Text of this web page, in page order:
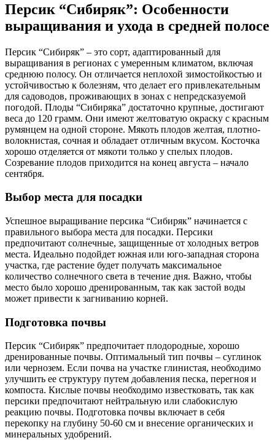
Персик “Сибиряк”: Особенности
выращивания и ухода в средней полосе
Персик “Сибиряк” – это сорт, адаптированный для
выращивания в регионах с умеренным климатом, включая
среднюю полосу. Он отличается неплохой зимостойкостью и
устойчивостью к болезням, что делает его привлекательным
для садоводов, проживающих в зонах с непредсказуемой
погодой. Плоды “Сибиряка” достаточно крупные, достигают
веса до 120 грамм. Они имеют желтоватую окраску с красным
румянцем на одной стороне. Мякоть плодов желтая, плотно-
волокнистая, сочная и обладает отличным вкусом. Косточка
хорошо отделяется от мякоти только у спелых плодов.
Созревание плодов приходится на конец августа – начало
сентября.
Выбор места для посадки
Успешное выращивание персика “Сибиряк” начинается с
правильного выбора места для посадки. Персики
предпочитают солнечные, защищенные от холодных ветров
места. Идеально подойдет южная или юго-западная сторона
участка, где растение будет получать максимальное
количество солнечного света в течение дня. Важно, чтобы
место было хорошо дренированным, так как застой воды
может привести к загниванию корней.
Подготовка почвы
Персик “Сибиряк” предпочитает плодородные, хорошо
дренированные почвы. Оптимальный тип почвы – суглинок
или чернозем. Если почва на участке глинистая, необходимо
улучшить ее структуру путем добавления песка, перегноя и
компоста. Кислые почвы необходимо известковать, так как
персики предпочитают нейтральную или слабокислую
реакцию почвы. Подготовка почвы включает в себя
перекопку на глубину 50-60 см и внесение органических и
минеральных удобрений.